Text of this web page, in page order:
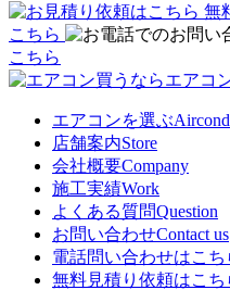
無
こちら
こちら
エアコンを選ぶ
店舗案内Store
会社概要Company
施工実績Work
よくある質問Question
お問い合わせContact us
電話問い合わせはこち
無料見積り依頼はこち